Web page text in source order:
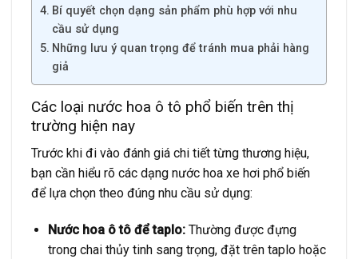
Bí quyết chọn dạng sản phẩm phù hợp với nhu
cầu sử dụng
Những lưu ý quan trọng để tránh mua phải hàng
giả
Các loại nước hoa ô tô phổ biến trên thị
trường hiện nay
Trước khi đi vào đánh giá chi tiết từng thương hiệu,
bạn cần hiểu rõ các dạng nước hoa xe hơi phổ biến
để lựa chọn theo đúng nhu cầu sử dụng:
Nước hoa ô tô để taplo:Thường được đựng
trong chai thủy tinh sang trọng, đặt trên taplo hoặc